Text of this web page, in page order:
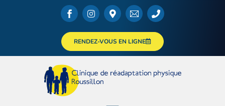
RENDEZ-VOUS EN LIGNE